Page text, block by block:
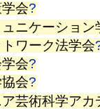
会?
ニケーション
ワーク法学会
会?
会?
ア芸術科学アカ